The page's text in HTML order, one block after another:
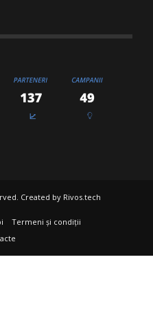
Created by Rivos.tech
Termeni și condiții